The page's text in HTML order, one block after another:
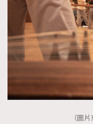
（圖